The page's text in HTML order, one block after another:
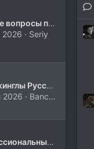
Нубские вопросы про звук в кино
Seriy
Ищу джинглы Русского Радио
Banchata12
Профессиональный S-VHS магнитофон